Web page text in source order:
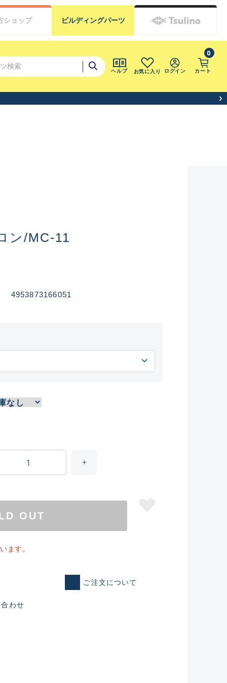
ヘルプ お気に入り ログイン カート
0
ショップ ビルディングパーツ
ン/MC-11
4953873166051
OUT
ます。
ご注文について
わせ